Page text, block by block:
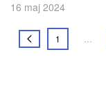
16 maj 2024
1